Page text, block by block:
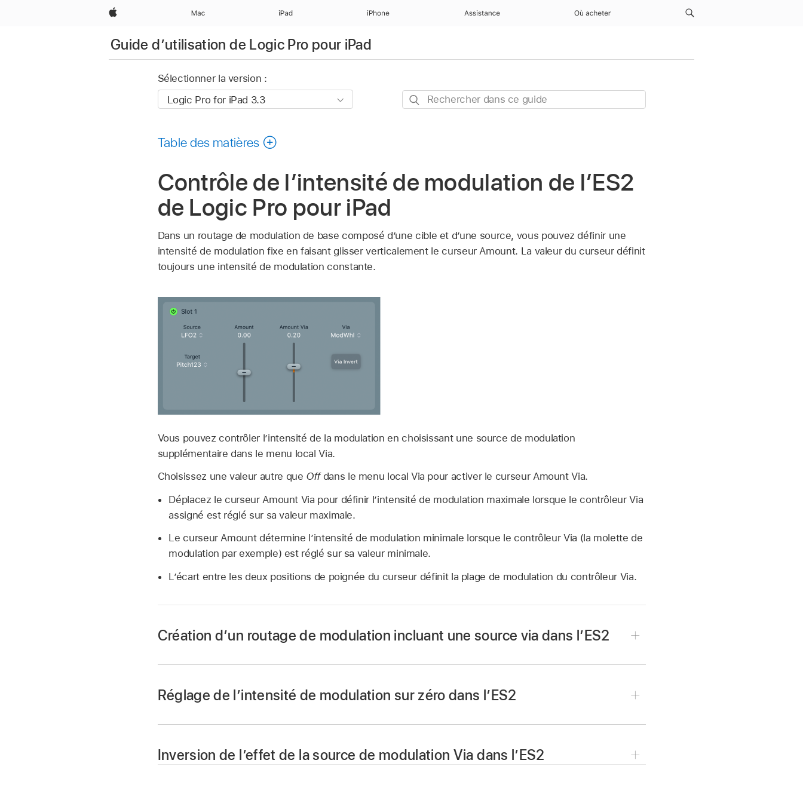
Apple Mac iPad iPhone Assistance Où acheter
Guide d’utilisation de Logic Pro pour iPad
Sélectionner la version :
Rechercher
Table des matières
Contrôle de l’intensité de modulation de l’ES2
de Logic Pro pour iPad
Dans un routage de modulation de base composé d’une cible et d’une source, vous pouvez définir une
intensité de modulation fixe en faisant glisser verticalement le curseur Amount. La valeur du curseur définit
toujours une intensité de modulation constante.
Vous pouvez contrôler l’intensité de la modulation en choisissant une source de modulation
supplémentaire dans le menu local Via.
Choisissez une valeur autre que Offdans le menu local Via pour activer le curseur Amount Via.
Déplacez le curseur Amount Via pour définir l’intensité de modulation maximale lorsque le contrôleur Via
assigné est réglé sur sa valeur maximale.
Le curseur Amount détermine l’intensité de modulation minimale lorsque le contrôleur Via (la molette de
modulation par exemple) est réglé sur sa valeur minimale.
L’écart entre les deux positions de poignée du curseur définit la plage de modulation du contrôleur Via.
Création d’un routage de modulation incluant une source via dans l’ES2
Sélectionnez une source de modulation dans le menu local Source.
Choisissez dans le menu local Via la source de modulation à utiliser pour contrôler l’intensité de
Faites glisser le curseur Amount Via pour définir l’intensité de modulation maximale.
Réglage de l’intensité de modulation sur zéro dans l’ES2
Inversion de l’effet de la source de modulation Via dans l’ES2